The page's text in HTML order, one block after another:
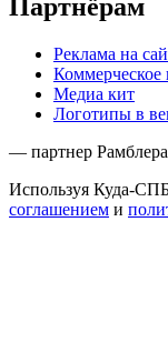
Партнёрам
Реклама на
Коммерческое
Медиа кит
Логотипы в
— партнер Рамблера
Используя Куда-
соглашением и